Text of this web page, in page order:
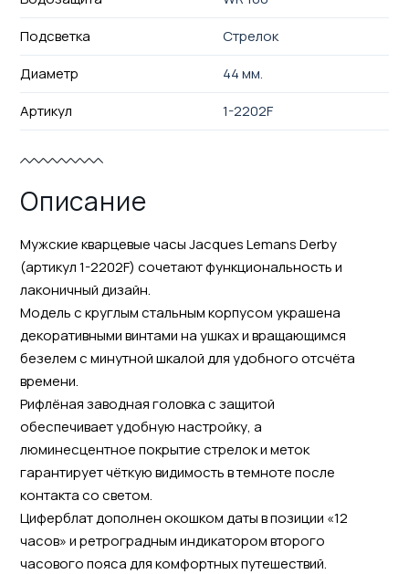
Подсветка
Стрелок
Диаметр
44 мм.
Артикул
1-2202F
Описание
Мужские кварцевые часы Jacques Lemans Derby
(артикул 1-2202F) сочетают функциональность и
лаконичный дизайн.
Модель с круглым стальным корпусом украшена
декоративными винтами на ушках и вращающимся
безелем с минутной шкалой для удобного отсчёта
времени.
Рифлёная заводная головка с защитой
обеспечивает удобную настройку, а
люминесцентное покрытие стрелок и меток
гарантирует чёткую видимость в темноте после
контакта со светом.
Циферблат дополнен окошком даты в позиции «12
часов» и ретроградным индикатором второго
часового пояса для комфортных путешествий.